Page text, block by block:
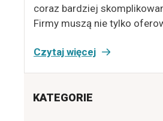
KATEGORIE
coraz bardziej
Firmy muszą nie tylko
Czytaj więcej